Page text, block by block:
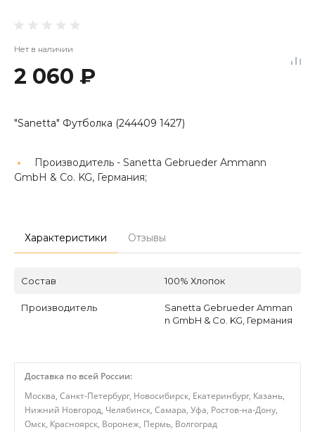
Нет в наличии
2 060 ₽
"Sanetta" Футболка (244409 1427)
Производитель - Sanetta Gebrueder Ammann
GmbH & Co. KG, Германия;
Характеристики Отзывы
Состав 100% Хлопок
Производитель
Sanetta Gebrueder Amman
n GmbH & Co. KG, Германия
Доставка по всей России:
Москва, Санкт-Петербург, Новосибирск, Екатеринбург, Казань,
Нижний Новгород, Челябинск, Самара, Уфа, Ростов-на-Дону,
Омск, Красноярск, Воронеж, Пермь, Волгоград